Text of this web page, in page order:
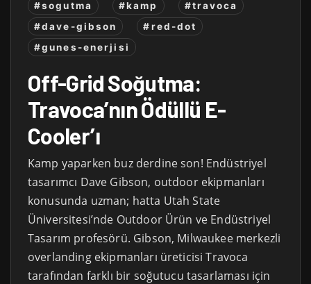
#sogutma
#kamp
#travoca
#dave-gibson
#red-dot
#gunes-enerjisi
Off-Grid Soğutma:
Travoca’nın Ödüllü E-
Cooler’ı
Kamp yaparken buz derdine son! Endüstriyel
tasarımcı Dave Gibson, outdoor ekipmanları
konusunda uzman; hatta Utah State
Üniversitesi’nde Outdoor Ürün ve Endüstriyel
Tasarım profesörü. Gibson, Milwaukee merkezli
overlanding ekipmanları üreticisi Travoca
tarafından farklı bir soğutucu tasarlaması için